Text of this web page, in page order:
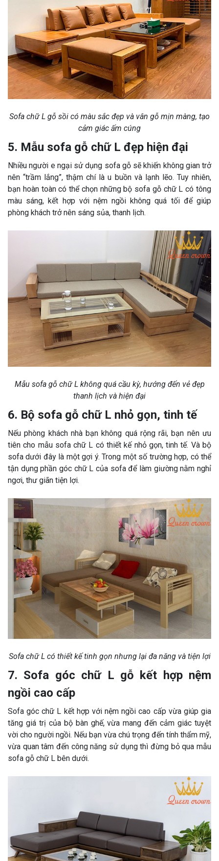
Sofa chữ L gỗ sồi có màu sắc đẹp và vân gỗ mịn màng, tạo
cảm giác ấm cúng
5. Mẫu sofa gỗ chữ L đẹp hiện đại
Nhiều người e ngại sử dụng sofa gỗ sẽ khiến không gian trở
nên “trầm lắng”, thậm chí là u buồn và lạnh lẽo. Tuy nhiên,
bạn hoàn toàn có thể chọn những bộ sofa gỗ chữ L có tông
màu sáng, kết hợp với nệm ngồi không quá tối để giúp
phòng khách trở nên sáng sủa, thanh lịch.
Mẫu sofa gỗ chữ L không quá cầu kỳ, hướng đến vẻ đẹp
thanh lịch và hiện đại
6. Bộ sofa gỗ chữ L nhỏ gọn, tinh tế
Nếu phòng khách nhà bạn không quá rộng rãi, bạn nên ưu
tiên cho mẫu sofa chữ L có thiết kế nhỏ gọn, tinh tế. Và bộ
sofa dưới đây là một gợi ý. Trong một số trường hợp, có thể
tận dụng phần góc chữ L của sofa để làm giường nằm nghỉ
ngơi, thư giãn tiện lợi.
Sofa chữ L có thiết kế tinh gọn nhưng lại đa năng và tiện lợi
7. Sofa góc chữ L gỗ kết hợp nệm
ngồi cao cấp
Sofa góc chữ L kết hợp với nệm ngồi cao cấp vừa giúp gia
tăng giá trị của bộ bàn ghế, vừa mang đến cảm giác tuyệt
vời cho người ngồi. Nếu bạn vừa chú trọng đến tính thẩm mỹ,
vừa quan tâm đến công năng sử dụng thì đừng bỏ qua mẫu
sofa gỗ chữ L bên dưới.